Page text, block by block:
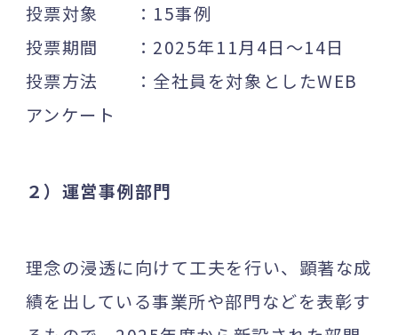
投票対象 ：15事例
投票期間 ：2025年11月4日～14日
投票方法 ：全社員を対象としたWEB
アンケート
２）運営事例部門
理念の浸透に向けて工夫を行い、顕著な成
績を出している事業所や部門などを表彰す